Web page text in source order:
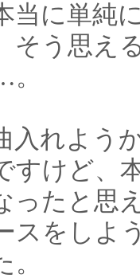
当に単純
そう思え
入れよう
すけど、
ったと思
スをしよ